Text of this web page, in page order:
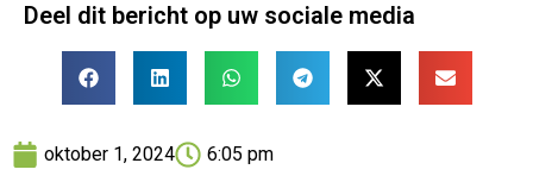
Deel dit bericht op uw sociale media
oktober 1, 2024 6:05 pm